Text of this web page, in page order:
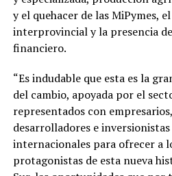
y el quehacer de las MiPymes,
interprovincial y la presencia
financiero.
“Es indudable que esta es la
del cambio, apoyada por el
representados con
desarrolladores e
internacionales para ofrecer a
protagonistas de esta nueva